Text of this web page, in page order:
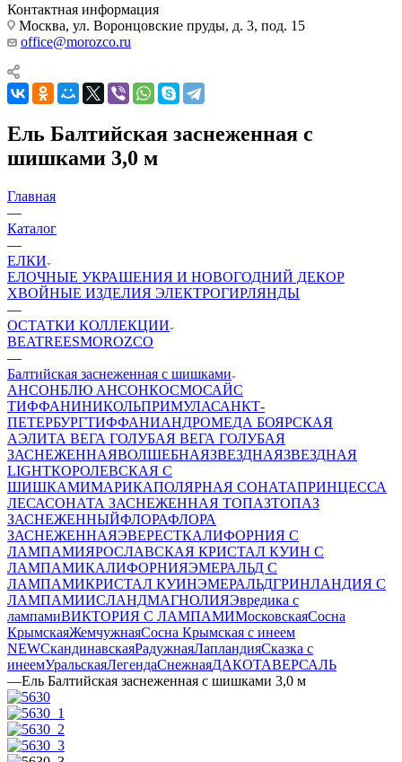
Контактная информация
Москва, ул. Воронцовские пруды, д. 3, под. 15
office@morozco.ru
Ель Балтийская заснеженная с
шишками 3,0 м
Главная
—
Каталог
—
ЕЛКИ
ЕЛОЧНЫЕ УКРАШЕНИЯ И НОВОГОДНИЙ ДЕКОР
ХВОЙНЫЕ ИЗДЕЛИЯ ЭЛЕКТРОГИРЛЯНДЫ
—
ОСТАТКИ КОЛЛЕКЦИИ
BEATREESMOROZCO
—
Балтийская заснеженная с шишками
АНСОНБЛЮ АНСОНКОСМОСАЙС
ТИФФАНИНИКОЛЬПРИМУЛАСАНКТ-
ПЕТЕРБУРГТИФФАНИАНДРОМЕДА БОЯРСКАЯ
АЭЛИТА ВЕГА ГОЛУБАЯ ВЕГА ГОЛУБАЯ
ЗАСНЕЖЕННАЯВОЛШЕБНАЯЗВЕЗДНАЯЗВЕЗДНАЯ
LIGHTКОРОЛЕВСКАЯ С
ШИШКАМИМАРИКАПОЛЯРНАЯ СОНАТАПРИНЦЕССА
ЛЕСАСОНАТА ЗАСНЕЖЕННАЯ ТОПАЗТОПАЗ
ЗАСНЕЖЕННЫЙФЛОРАФЛОРА
ЗАСНЕЖЕННАЯЭВЕРЕСТКАЛИФОРНИЯ С
ЛАМПАМИЯРОСЛАВСКАЯ КРИСТАЛ КУИН С
ЛАМПАМИКАЛИФОРНИЯЭМЕРАЛЬД С
ЛАМПАМИКРИСТАЛ КУИНЭМЕРАЛЬДГРИНЛАНДИЯ С
ЛАМПАМИИСЛАНДМАГНОЛИЯЭвредика с
лампамиВИКТОРИЯ С ЛАМПАМИМосковскаяСосна
КрымскаяЖемчужнаяСосна Крымская с инеем
NEWСкандинавскаяРадужнаяЛапландияСказка с
инеемУральскаяЛегендаСнежнаяДАКОТАВЕРСАЛЬ
—Ель Балтийская заснеженная с шишками 3,0 м